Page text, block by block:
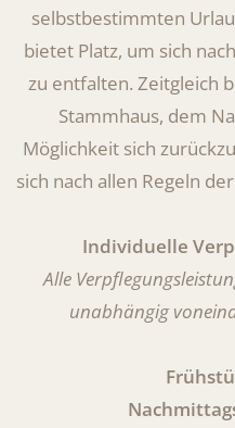
selbstbestimmten
bietet Platz, um sich
zu entfalten. Zeitgleich
Stammhaus, dem
Möglichkeit sich
sich nach allen Regeln
Individuelle
Alle
unabhängig